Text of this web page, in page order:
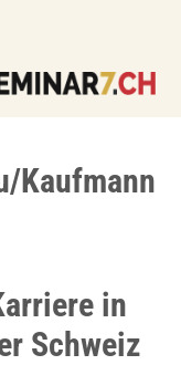
Kaufmann
in
Schweiz